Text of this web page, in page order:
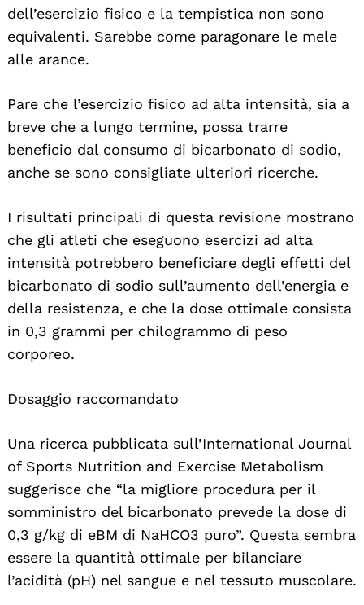
dell’esercizio fisico e la tempistica non sono
equivalenti. Sarebbe come paragonare le mele
alle arance.
Pare che l’esercizio fisico ad alta intensità, sia a
breve che a lungo termine, possa trarre
beneficio dal consumo di bicarbonato di sodio,
anche se sono consigliate ulteriori ricerche.
I risultati principali di questa revisione mostrano
che gli atleti che eseguono esercizi ad alta
intensità potrebbero beneficiare degli effetti del
bicarbonato di sodio sull’aumento dell’energia e
della resistenza, e che la dose ottimale consista
in 0,3 grammi per chilogrammo di peso
corporeo.
Dosaggio raccomandato
Una ricerca pubblicata sull’International Journal
of Sports Nutrition and Exercise Metabolism
suggerisce che “la migliore procedura per il
somministro del bicarbonato prevede la dose di
0,3 g/kg di eBM di NaHCO3 puro”. Questa sembra
essere la quantità ottimale per bilanciare
l’acidità (pH) nel sangue e nel tessuto muscolare.